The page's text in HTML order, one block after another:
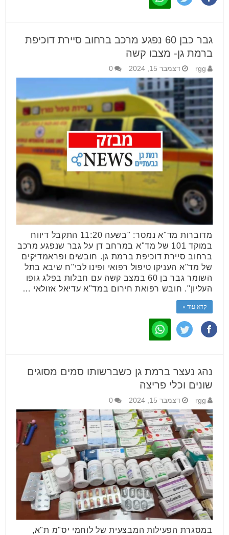
גבר כבן 60 נפגע מרכב ברחוב סיירת דוכיפת
ברמת גן- מצבו קשה
rgg דצמבר 15, 2024 0
מדוברות מד"א נמסר: "בשעה 11:20 התקבל דיווח
במוקד 101 של מד"א במרחב דן על גבר שנפגע מרכב
ברחוב סיירת דוכיפת ברמת גן. חובשים ופראמדיקים
של מד"א העניקו טיפול רפואי ופינו לבי"ח שיבא בתל
השומר גבר בן 60 במצב קשה עם חבלות בפלג גופו
העליון". חובש רפואת חירום במד"א עדיאל אזולאי …
קרא עוד »
נהג נעצר ברמת גן כשברשותו סמים מסוגים
שונים וכלי פריצה
rgg דצמבר 15, 2024 0
במסגרת הפעילות המבצעית של לוחמי יס"מ ת"א,